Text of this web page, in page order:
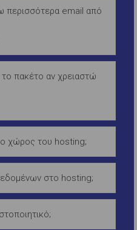
περισσότερα email από
πακέτο αν χρειαστώ
ο χώρος του hosting;
στο hosting;